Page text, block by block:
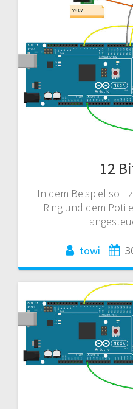
12
In dem Beispiel soll
Ring und dem Poti
towi